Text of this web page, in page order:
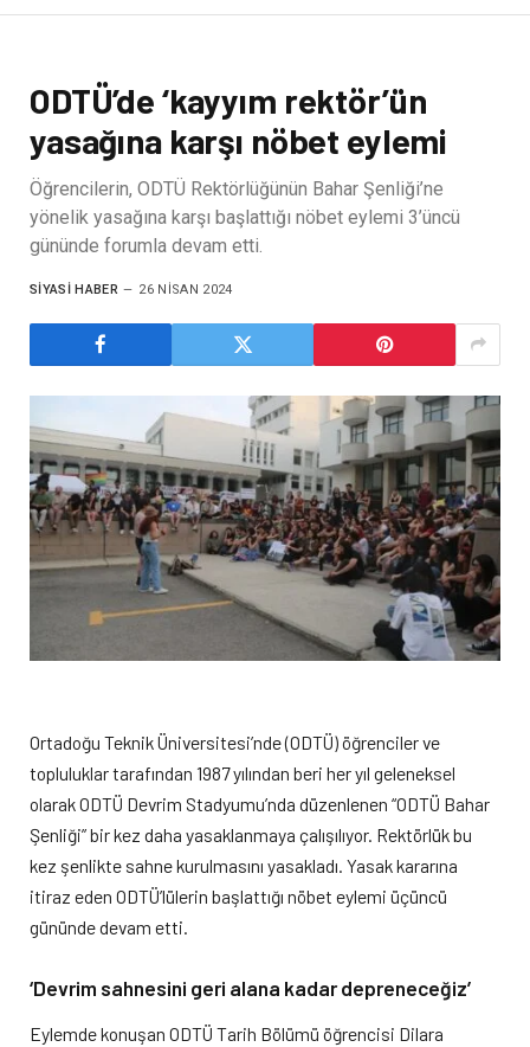
ODTÜ’de ‘kayyım rektör’ün
yasağına karşı nöbet eylemi
Öğrencilerin, ODTÜ Rektörlüğünün Bahar Şenliği’ne
yönelik yasağına karşı başlattığı nöbet eylemi 3’üncü
gününde forumla devam etti.
SIYASI HABER 26 NISAN 2024
Ortadoğu Teknik Üniversitesi’nde (ODTÜ) öğrenciler ve
topluluklar tarafından 1987 yılından beri her yıl geleneksel
olarak ODTÜ Devrim Stadyumu’nda düzenlenen “ODTÜ Bahar
Şenliği” bir kez daha yasaklanmaya çalışılıyor. Rektörlük bu
kez şenlikte sahne kurulmasını yasakladı. Yasak kararına
itiraz eden ODTÜ’lülerin başlattığı nöbet eylemi üçüncü
gününde devam etti.
‘Devrim sahnesini geri alana kadar depreneceğiz’
Eylemde konuşan ODTÜ Tarih Bölümü öğrencisi Dilara